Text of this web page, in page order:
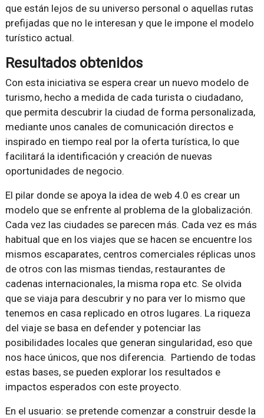
que están lejos de su universo personal o aquellas rutas
prefijadas que no le interesan y que le impone el modelo
turístico actual.
Resultados obtenidos
Con esta iniciativa se espera crear un nuevo modelo de
turismo, hecho a medida de cada turista o ciudadano,
que permita descubrir la ciudad de forma personalizada,
mediante unos canales de comunicación directos e
inspirado en tiempo real por la oferta turística, lo que
facilitará la identificación y creación de nuevas
oportunidades de negocio.
El pilar donde se apoya la idea de web 4.0 es crear un
modelo que se enfrente al problema de la globalización.
Cada vez las ciudades se parecen más. Cada vez es más
habitual que en los viajes que se hacen se encuentre los
mismos escaparates, centros comerciales réplicas unos
de otros con las mismas tiendas, restaurantes de
cadenas internacionales, la misma ropa etc. Se olvida
que se viaja para descubrir y no para ver lo mismo que
tenemos en casa replicado en otros lugares. La riqueza
del viaje se basa en defender y potenciar las
posibilidades locales que generan singularidad, eso que
nos hace únicos, que nos diferencia. Partiendo de todas
estas bases, se pueden explorar los resultados e
impactos esperados con este proyecto.
En el usuario: se pretende comenzar a construir desde la